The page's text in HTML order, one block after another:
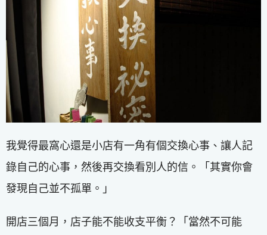
我覺得最窩心還是小店有一角有個交換心事、讓人記
錄自己的心事，然後再交換看別人的信。「其實你會
發現自己並不孤單。」
開店三個月，店子能不能收支平衡？「當然不可能